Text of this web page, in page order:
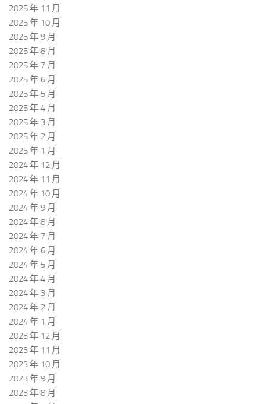
2025 年 11 月
2025 年 10 月
2025 年 9 月
2025 年 8 月
2025 年 7 月
2025 年 6 月
2025 年 5 月
2025 年 4 月
2025 年 3 月
2025 年 2 月
2025 年 1 月
2024 年 12 月
2024 年 11 月
2024 年 10 月
2024 年 9 月
2024 年 8 月
2024 年 7 月
2024 年 6 月
2024 年 5 月
2024 年 4 月
2024 年 3 月
2024 年 2 月
2024 年 1 月
2023 年 12 月
2023 年 11 月
2023 年 10 月
2023 年 9 月
2023 年 8 月